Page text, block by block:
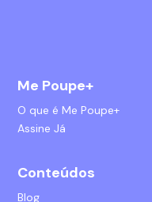
Me Poupe+
O que é Me Poupe+
Assine Já
Conteúdos
Blog